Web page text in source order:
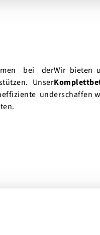
bei der
Unser
und
Wir bieten
erschaffen